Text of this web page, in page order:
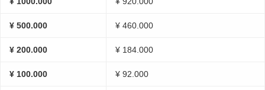
¥ 500.000 ¥ 460.000
¥ 200.000 ¥ 184.000
¥ 100.000 ¥ 92.000